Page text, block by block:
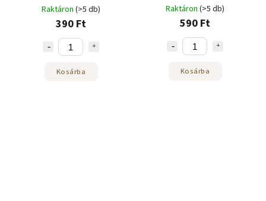
Raktáron (>5 db)
390 Ft
Kosárba
Raktáron (>5 db)
590 Ft
Kosárba